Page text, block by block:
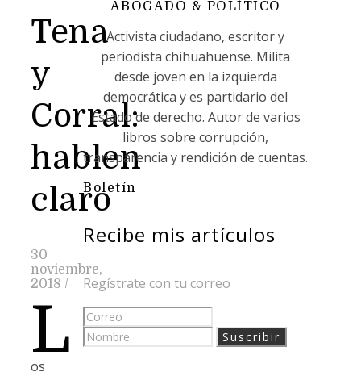
Tena
y
Corral:
hablen
claro
30
noviembre,
2018 /
L
os
ABOGADO & POLÍTICO
Activista ciudadano, escritor y
periodista chihuahuense. Milita
desde joven en la izquierda
democrática y es partidario del
Estado de derecho. Autor de varios
libros sobre corrupción,
transparencia y rendición de cuentas.
Boletín
Recibe mis artículos
Regístrate con tu correo